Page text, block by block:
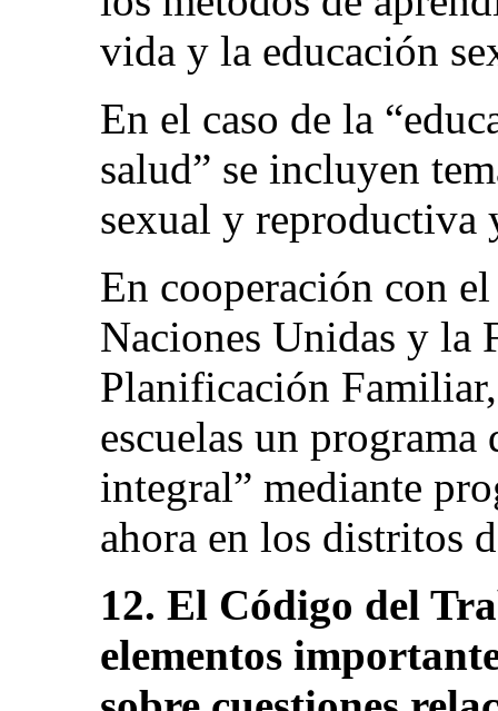
vida y la educación
En el caso de la
salud” se incluyen
sexual y
En cooperación con
Naciones Unidas y la
Planificación
escuelas un
integral” mediante
ahora en los distritos
12. El Código del
elementos